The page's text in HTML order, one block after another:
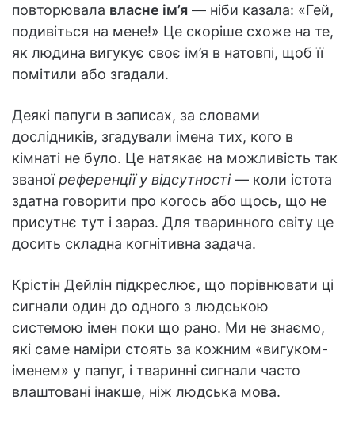
повторювала власне ім’я — ніби казала: «Гей,
подивіться на мене!» Це скоріше схоже на те,
як людина вигукує своє ім’я в натовпі, щоб її
помітили або згадали.
Деякі папуги в записах, за словами
дослідників, згадували імена тих, кого в
кімнаті не було. Це натякає на можливість так
званоїреференції у відсутності— коли істота
здатна говорити про когось або щось, що не
присутнє тут і зараз. Для тваринного світу це
досить складна когнітивна задача.
Крістін Дейлін підкреслює, що порівнювати ці
сигнали один до одного з людською
системою імен поки що рано. Ми не знаємо,
які саме наміри стоять за кожним «вигуком-
іменем» у папуг, і тваринні сигнали часто
влаштовані інакше, ніж людська мова.